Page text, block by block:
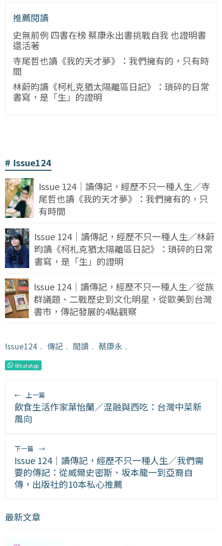
推薦閱讀
史無前例 四書在榜 蔡康永出書挑戰自我 也證明書
還活著
寺尾哲也讀《我的天才夢》：我們擁有的，只有時
間
林蔚昀讀《柯札克猶太隔離區日記》：瑣碎的日常
書寫，是「生」的證明
Issue124
Issue 124｜讀傳記，經歷不只一種人生／寺
尾哲也讀《我的天才夢》：我們擁有的，只
有時間
Issue 124｜讀傳記，經歷不只一種人生／林蔚
昀讀《柯札克猶太隔離區日記》：瑣碎的日常
書寫，是「生」的證明
Issue 124｜讀傳記，經歷不只一種人生／從族
群議題、二戰歷史到文化明星，從歐美到台灣
書市，傳記發展的4點觀察
Issue124 ﹒ 傳記 ﹒ 閱讀 ﹒ 蔡康永 ﹒
WhatsApp
← 上一篇
飲食生活作家葉怡蘭／混融與西吃：台灣中菜新
風向
下一篇 →
Issue 124｜讀傳記，經歷不只一種人生／我們需
要的傳記：從威爾史密斯、坂本龍一到亞裔自
傳，出版社的10本私心推薦
最新文章